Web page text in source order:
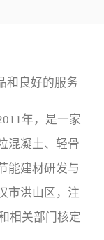
和良好的服务
年，是一家
混凝土、轻骨
能建材研发与
市洪山区，注
相关部门核定